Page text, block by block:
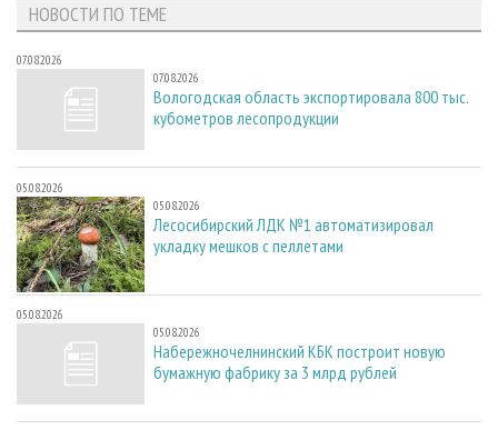
НОВОСТИ ПО ТЕМЕ
07.08.2026
07.08.2026
Вологодская область экспортировала 800 тыс.
кубометров лесопродукции
05.08.2026
05.08.2026
Лесосибирский ЛДК №1 автоматизировал
укладку мешков с пеллетами
05.08.2026
05.08.2026
Набережночелнинский КБК построит новую
бумажную фабрику за 3 млрд рублей